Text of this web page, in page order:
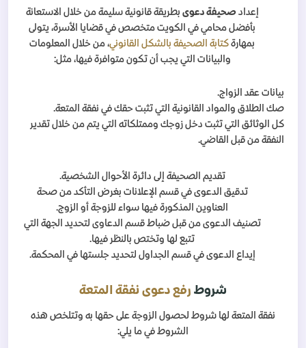
إعداد صحيفة دعوى بطريقة قانونية سليمة من خلال الاستعانة
بأفضل محامي في الكويت متخصص في قضايا الأسرة، يتولى
بمهارة كتابة الصحيفة بالشكل القانوني، من خلال المعلومات
والبيانات التي يجب أن تكون متوافرة فيها، مثل:
بيانات عقد الزواج.
صك الطلاق والمواد القانونية التي تثبت حقك في نفقة المتعة.
كل الوثائق التي تثبت دخل زوجك وممتلكاته التي يتم من خلال تقدير
النفقة من قبل القاضي.
تقديم الصحيفة إلى دائرة الأحوال الشخصية.
تدقيق الدعوى في قسم الإعلانات بغرض التأكد من صحة
العناوين المذكورة فيها سواء للزوجة أو الزوج.
تصنيف الدعوى من قبل ضباط قسم الدعاوى لتحديد الجهة التي
تتبع لها وتختص بالنظر فيها.
إيداع الدعوى في قسم الجداول لتحديد جلستها في المحكمة.
شروط رفع دعوى نفقة المتعة
نفقة المتعة لها شروط لحصول الزوجة على حقها به وتتلخص هذه
الشروط في ما يلي: